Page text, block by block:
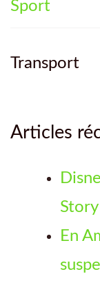
Sport
Transport
Articles
En